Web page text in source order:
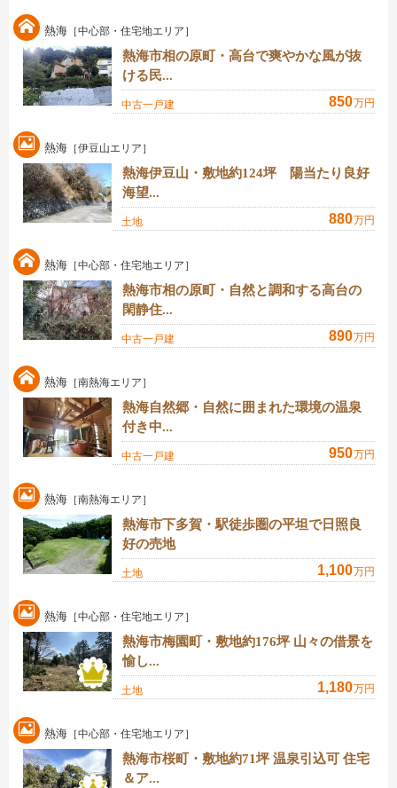
熱海 ［中心部・住宅地エリア］
熱海市相の原町・高台で爽やかな風が抜
ける民...
中古一戸建 850万円
熱海 ［伊豆山エリア］
熱海伊豆山・敷地約124坪 陽当たり良好
海望...
土地 880万円
熱海 ［中心部・住宅地エリア］
熱海市相の原町・自然と調和する高台の
閑静住...
中古一戸建 890万円
熱海 ［南熱海エリア］
熱海自然郷・自然に囲まれた環境の温泉
付き中...
中古一戸建 950万円
熱海 ［南熱海エリア］
熱海市下多賀・駅徒歩圏の平坦で日照良
好の売地
土地 1,100万円
熱海 ［中心部・住宅地エリア］
熱海市梅園町・敷地約176坪 山々の借景を
愉し...
土地 1,180万円
熱海 ［中心部・住宅地エリア］
熱海市桜町・敷地約71坪 温泉引込可 住宅
＆ア...